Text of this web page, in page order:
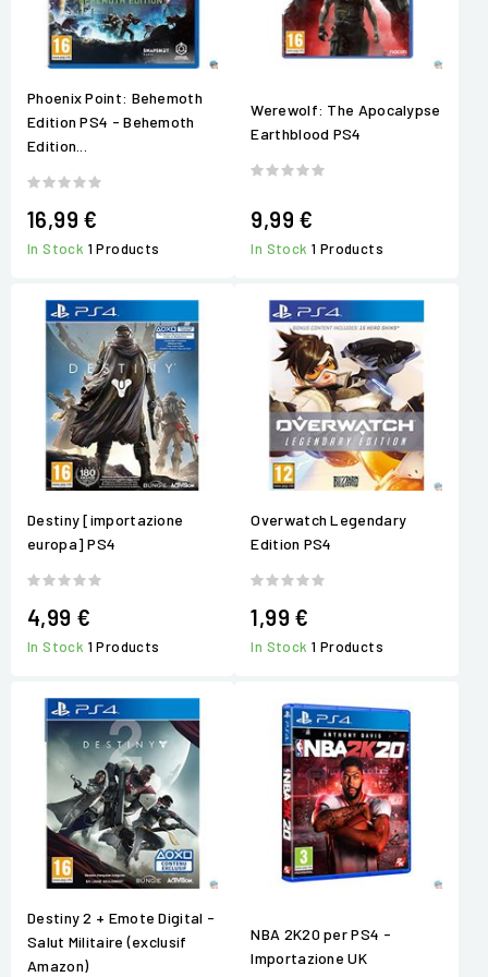
Phoenix Point: Behemoth
Edition PS4 - Behemoth
Edition...
16,99 €
In Stock 1 Products
Werewolf: The Apocalypse
Earthblood PS4
9,99 €
In Stock1 Products
Destiny [importazione
europa] PS4
4,99 €
In Stock 1 Products
Overwatch Legendary
Edition PS4
1,99 €
In Stock1 Products
Destiny 2 + Emote Digital -
Salut Militaire (exclusif
Amazon)
NBA 2K20 per PS4 -
Importazione UK